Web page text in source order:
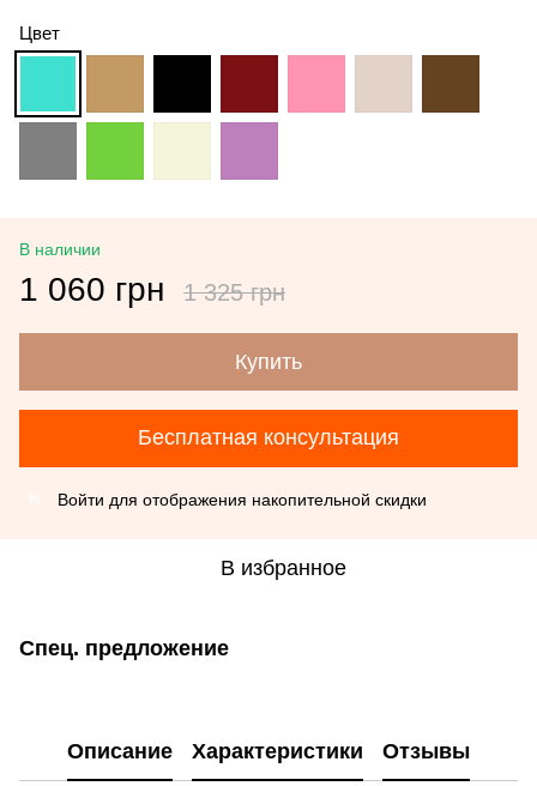
Цвет
В наличии
1 060 грн 1 325 грн
Купить
Бесплатная консультация
Войти для отображения накопительной скидки
В избранное
Спец. предложение
Описание Характеристики Отзывы